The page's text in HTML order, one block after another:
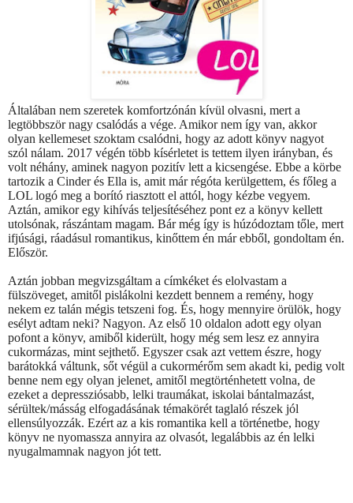
Általában nem szeretek komfortzónán kívül olvasni, mert a
legtöbbször nagy csalódás a vége. Amikor nem így van, akkor
olyan kellemeset szoktam csalódni, hogy az adott könyv nagyot
szól nálam. 2017 végén több kísérletet is tettem ilyen irányban, és
volt néhány, aminek nagyon pozitív lett a kicsengése. Ebbe a körbe
tartozik a Cinder és Ella is, amit már régóta kerülgettem, és főleg a
LOL logó meg a borító riasztott el attól, hogy kézbe vegyem.
Aztán, amikor egy kihívás teljesítéséhez pont ez a könyv kellett
utolsónak, rászántam magam. Bár még így is húzódoztam tőle, mert
ifjúsági, ráadásul romantikus, kinőttem én már ebből, gondoltam én.
Először.
Aztán jobban megvizsgáltam a címkéket és elolvastam a
fülszöveget, amitől pislákolni kezdett bennem a remény, hogy
nekem ez talán mégis tetszeni fog. És, hogy mennyire örülök, hogy
esélyt adtam neki? Nagyon. Az első 10 oldalon adott egy olyan
pofont a könyv, amiből kiderült, hogy még sem lesz ez annyira
cukormázas, mint sejthető. Egyszer csak azt vettem észre, hogy
barátokká váltunk, sőt végül a cukormérőm sem akadt ki, pedig volt
benne nem egy olyan jelenet, amitől megtörténhetett volna, de
ezeket a depressziósabb, lelki traumákat, iskolai bántalmazást,
sérültek/másság elfogadásának témakörét taglaló részek jól
ellensúlyozzák. Ezért az a kis romantika kell a történetbe, hogy
könyv ne nyomassza annyira az olvasót, legalábbis az én lelki
nyugalmamnak nagyon jót tett.